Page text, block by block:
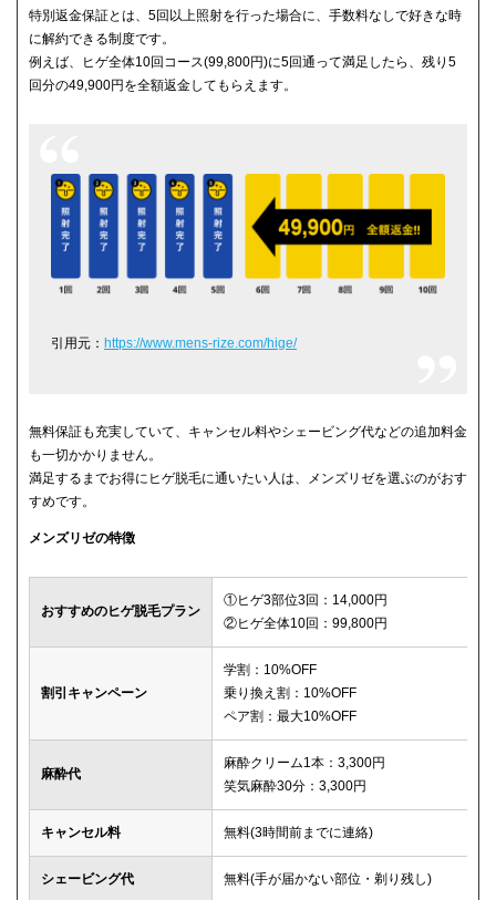
特別返金保証とは、5回以上照射を行った場合に、手数料なしで好きな時
に解約できる制度です。
例えば、ヒゲ全体10回コース(99,800円)に5回通って満足したら、残り5
回分の49,900円を全額返金してもらえます。
引用元： https://www.mens-rize.com/hige/
無料保証も充実していて、キャンセル料やシェービング代などの追加料金
も一切かかりません。
満足するまでお得にヒゲ脱毛に通いたい人は、メンズリゼを選ぶのがおす
すめです。
メンズリゼの特徴
おすすめのヒゲ脱毛プラン
①ヒゲ3部位3回：14,000円
②ヒゲ全体10回：99,800円
割引キャンペーン
学割：10%OFF
乗り換え割：10%OFF
ペア割：最大10%OFF
麻酔代
麻酔クリーム1本：3,300円
笑気麻酔30分：3,300円
キャンセル料 無料(3時間前までに連絡)
シェービング代 無料(手が届かない部位・剃り残し)